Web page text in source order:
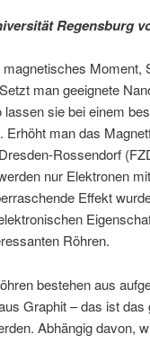
Regensburg
man geeignete
sie bei einem
Erhöht man das
Rossendorf
nur Elektronen
Effekt
Röhren.
bestehen aus
Graphit – das ist
Abhängig davon,